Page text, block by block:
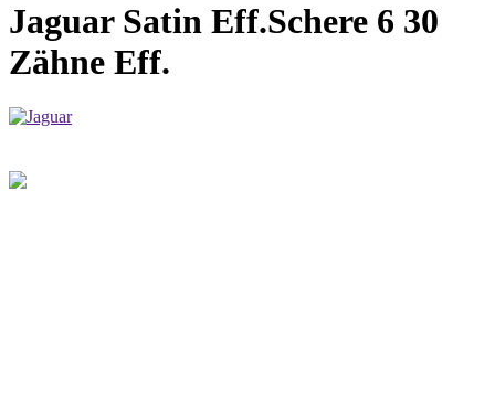
Jaguar Satin Eff.Schere 6 30
Zähne Eff.